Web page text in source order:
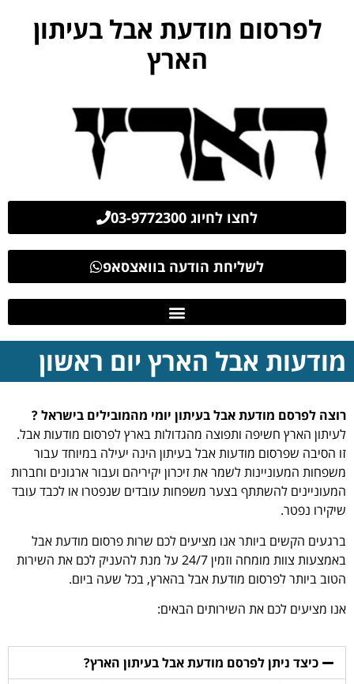
לפרסום מודעת אבל בעיתון
הארץ
לחצו לחיוג 03-9772300
לשליחת הודעה בוואצסאפ
מודעות אבל הארץ יום ראשון
רוצה לפרסם מודעת אבל בעיתון יומי מהמובילים בישראל ?
לעיתון הארץ חשיפה ותפוצה מהגדולות בארץ לפרסום מודעות אבל.
זו הסיבה שפרסום מודעות אבל בעיתון הינה יעילה במיוחד עבור
משפחות המעוניינות לשמר את זיכרון יקיריהם ועבור ארגונים וחברות
המעוניינים להשתתף בצער משפחות עובדים שנפטרו או לכבד עובד
שיקירו נפטר.
ברגעים הקשים ביותר אנו מציעים לכם שרות פרסום מודעת אבל
באמצעות צוות מומחה וזמין 24/7 על מנת להעניק לכם את השירות
הטוב ביותר לפרסום מודעת אבל בהארץ, בכל שעה ביום.
אנו מציעים לכם את השירותים הבאים:
כיצד ניתן לפרסם מודעת אבל בעיתון הארץ?